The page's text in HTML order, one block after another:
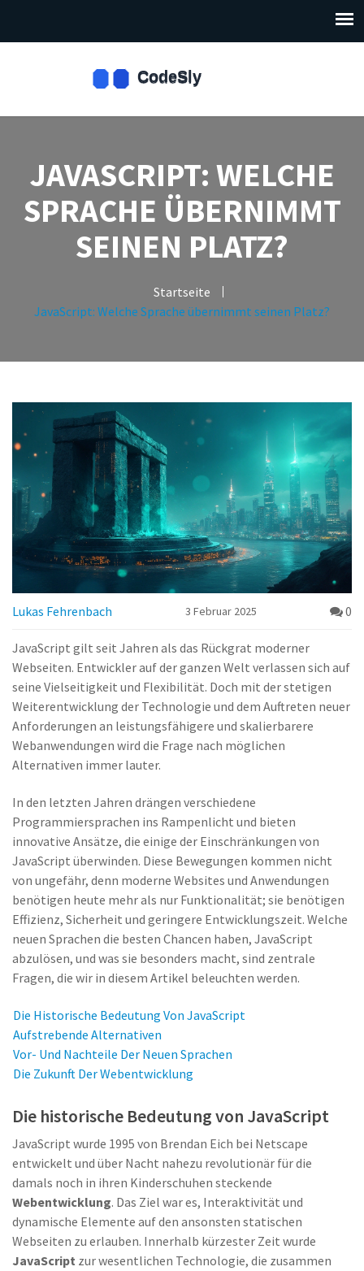
JAVASCRIPT: WELCHE
SPRACHE ÜBERNIMMT
SEINEN PLATZ?
Startseite
JavaScript: Welche Sprache übernimmt seinen Platz?
Lukas Fehrenbach 3 Februar 2025 0
JavaScript gilt seit Jahren als das Rückgrat moderner
Webseiten. Entwickler auf der ganzen Welt verlassen sich auf
seine Vielseitigkeit und Flexibilität. Doch mit der stetigen
Weiterentwicklung der Technologie und dem Auftreten neuer
Anforderungen an leistungsfähigere und skalierbarere
Webanwendungen wird die Frage nach möglichen
Alternativen immer lauter.
In den letzten Jahren drängen verschiedene
Programmiersprachen ins Rampenlicht und bieten
innovative Ansätze, die einige der Einschränkungen von
JavaScript überwinden. Diese Bewegungen kommen nicht
von ungefähr, denn moderne Websites und Anwendungen
benötigen heute mehr als nur Funktionalität; sie benötigen
Effizienz, Sicherheit und geringere Entwicklungszeit. Welche
neuen Sprachen die besten Chancen haben, JavaScript
abzulösen, und was sie besonders macht, sind zentrale
Fragen, die wir in diesem Artikel beleuchten werden.
Die Historische Bedeutung Von JavaScript
Aufstrebende Alternativen
Vor- Und Nachteile Der Neuen Sprachen
Die Zukunft Der Webentwicklung
Die historische Bedeutung von JavaScript
JavaScript wurde 1995 von Brendan Eich bei Netscape
entwickelt und über Nacht nahezu revolutionär für die
damals noch in ihren Kinderschuhen steckende
Webentwicklung. Das Ziel war es, Interaktivität und
dynamische Elemente auf den ansonsten statischen
Webseiten zu erlauben. Innerhalb kürzester Zeit wurde
JavaScript zur wesentlichen Technologie, die zusammen